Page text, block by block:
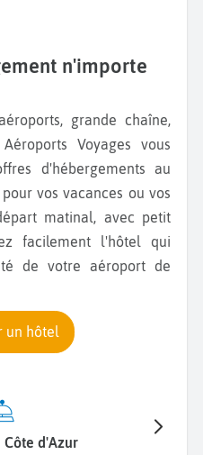
n'importe
Voyages vous
d'hébergements au
vos vacances ou vos
matinal, avec petit
facilement l'hôtel qui
de votre aéroport de
un hôtel
d'Azur